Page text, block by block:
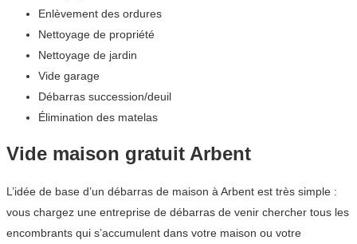
Enlèvement des ordures
Nettoyage de propriété
Nettoyage de jardin
Vide garage
Débarras succession/deuil
Élimination des matelas
Vide maison gratuit Arbent
L’idée de base d’un débarras de maison à Arbent est très simple :
vous chargez une entreprise de débarras de venir chercher tous les
encombrants qui s’accumulent dans votre maison ou votre